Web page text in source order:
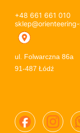
+48 661 661 010
ul. Folwarczna 86a
91-487 Łódź